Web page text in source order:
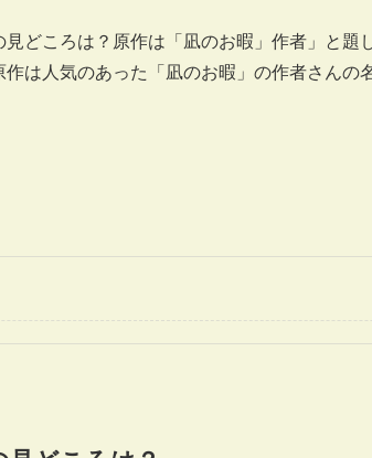
どころは？原作は「凪のお暇」作者」と題
は人気のあった「凪のお暇」の作者さんの